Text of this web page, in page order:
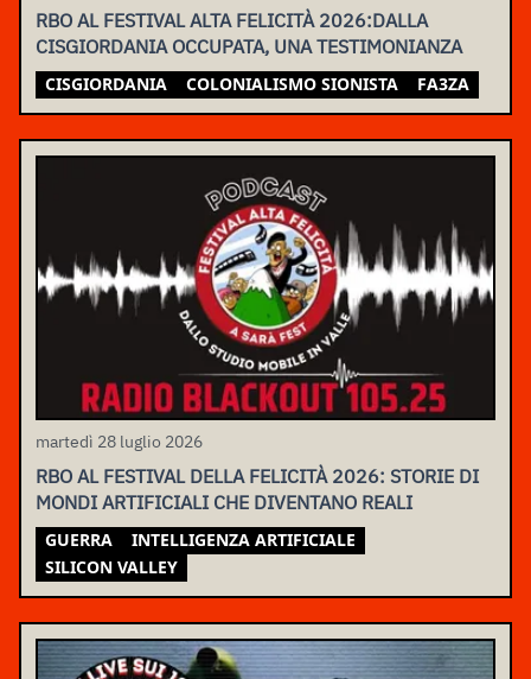
RBO AL FESTIVAL ALTA FELICITÀ 2026:DALLA
CISGIORDANIA OCCUPATA, UNA TESTIMONIANZA
CISGIORDANIA COLONIALISMO SIONISTA FA3ZA
martedì 28 luglio 2026
RBO AL FESTIVAL DELLA FELICITÀ 2026: STORIE DI
MONDI ARTIFICIALI CHE DIVENTANO REALI
GUERRA
INTELLIGENZA ARTIFICIALE
SILICON VALLEY